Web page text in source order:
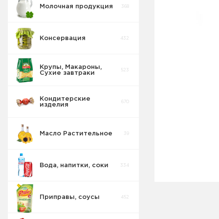
Молочная продукция 368
Консервация 432
Крупы, Макароны,
Сухие завтраки
523
Кондитерские
изделия
670
Масло Растительное 39
Вода, напитки, соки 334
Соки Нектары
Приправы, соусы 452